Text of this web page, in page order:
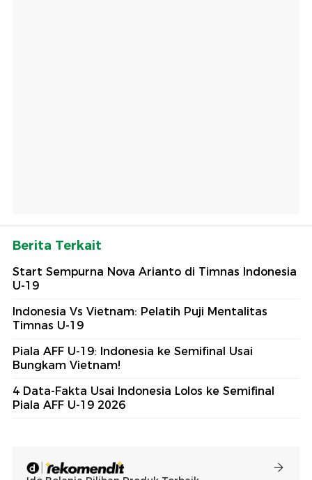
Berita Terkait
Start Sempurna Nova Arianto di Timnas Indonesia
U-19
Indonesia Vs Vietnam: Pelatih Puji Mentalitas
Timnas U-19
Piala AFF U-19: Indonesia ke Semifinal Usai
Bungkam Vietnam!
4 Data-Fakta Usai Indonesia Lolos ke Semifinal
Piala AFF U-19 2026